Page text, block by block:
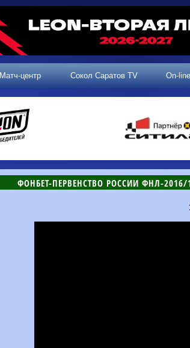
Матч-центр Сокол Саратов TV On-line
ФОНБЕТ-ПЕРВЕНСТВО РОССИИ ФНЛ-